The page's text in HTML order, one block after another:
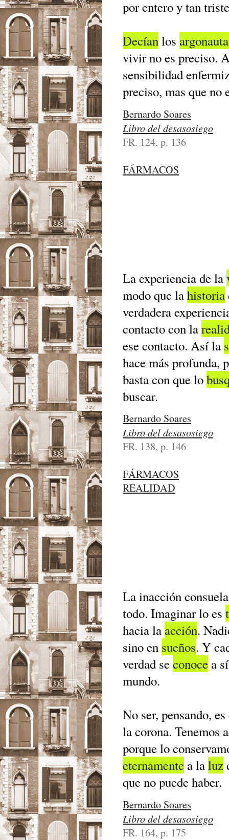
por entero y tan
Decíanlos
vivir no es preciso.
sensibilidad
preciso, mas que no
Bernardo Soares
Libro del desasosiego
FR. 124, p. 136
FÁRMACOS
La experiencia de la
modo que lahistoria
verdadera
contacto con la
ese contacto. Así la
hace más profunda,
basta con que lo
buscar.
Bernardo Soares
Libro del desasosiego
FR. 138, p. 146
FÁRMACOS
REALIDAD
La inacción
todo. Imaginar lo es
hacia la acción.
sino en sueños. Y
verdad seconoce a
mundo.
No ser, pensando,
la corona. Tenemos
porque lo
eternamente a laluz
que no puede haber.
Bernardo Soares
Libro del desasosiego
FR. 164, p. 175